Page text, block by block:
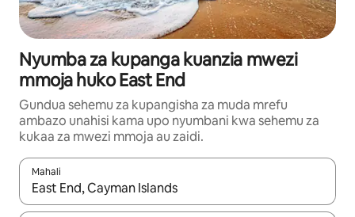
Nyumba za kupanga kuanzia mwezi
mmoja huko East End
Gundua sehemu za kupangisha za muda mrefu
ambazo unahisi kama upo nyumbani kwa sehemu za
kukaa za mwezi mmoja au zaidi.
Mahali
Wakati matokeo yanapatikana, vinjari kwa kutumia vitufe vya